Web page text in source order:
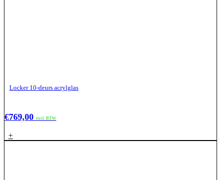
Locker 10-deurs acrylglas
€769,00 excl. BTW
+